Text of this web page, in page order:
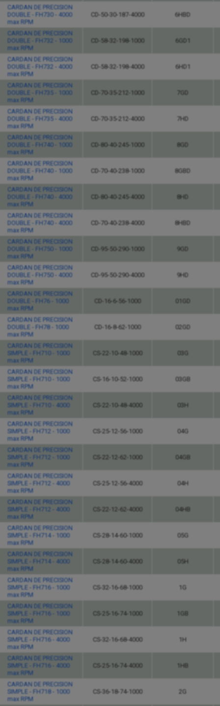
CARDAN DE PRECISION
DOUBLE - FH730 - 4000
max RPM
CD-50-30-187-4000 6HBD
CARDAN DE PRECISION
DOUBLE - FH732 - 1000
max RPM
CD-58-32-198-1000 6GD1
CARDAN DE PRECISION
DOUBLE - FH732 - 4000
max RPM
CD-58-32-198-4000 6HD1
CARDAN DE PRECISION
DOUBLE - FH735 - 1000
max RPM
CD-70-35-212-1000 7GD
CARDAN DE PRECISION
DOUBLE - FH735 - 4000
max RPM
CD-70-35-212-4000 7HD
CARDAN DE PRECISION
DOUBLE - FH740 - 1000
max RPM
CD-80-40-245-1000 8GD
CARDAN DE PRECISION
DOUBLE - FH740 - 1000
max RPM
CD-70-40-238-1000 8GBD
CARDAN DE PRECISION
DOUBLE - FH740 - 4000
max RPM
CD-80-40-245-4000 8HD
CARDAN DE PRECISION
DOUBLE - FH740 - 4000
max RPM
CD-70-40-238-4000 8HBD
CARDAN DE PRECISION
DOUBLE - FH750 - 1000
max RPM
CD-95-50-290-1000 9GD
CARDAN DE PRECISION
DOUBLE - FH750 - 4000
max RPM
CD-95-50-290-4000 9HD
CARDAN DE PRECISION
DOUBLE - FH76 - 1000
max RPM
CD-16-6-56-1000 01GD
CARDAN DE PRECISION
DOUBLE - FH78 - 1000
max RPM
CD-16-8-62-1000 02GD
CARDAN DE PRECISION
SIMPLE - FH710 - 1000
max RPM
CS-22-10-48-1000 03G
CARDAN DE PRECISION
SIMPLE - FH710 - 1000
max RPM
CS-16-10-52-1000 03GB
CARDAN DE PRECISION
SIMPLE - FH710 - 4000
max RPM
CS-22-10-48-4000 03H
CARDAN DE PRECISION
SIMPLE - FH712 - 1000
max RPM
CS-25-12-56-1000 04G
CARDAN DE PRECISION
SIMPLE - FH712 - 1000
max RPM
CS-22-12-62-1000 04GB
CARDAN DE PRECISION
SIMPLE - FH712 - 4000
max RPM
CS-25-12-56-4000 04H
CARDAN DE PRECISION
SIMPLE - FH712 - 4000
max RPM
CS-22-12-62-4000 04HB
CARDAN DE PRECISION
SIMPLE - FH714 - 1000
max RPM
CS-28-14-60-1000 05G
CARDAN DE PRECISION
SIMPLE - FH714 - 4000
max RPM
CS-28-14-60-4000 05H
CARDAN DE PRECISION
SIMPLE - FH716 - 1000
max RPM
CS-32-16-68-1000 1G
CARDAN DE PRECISION
SIMPLE - FH716 - 1000
max RPM
CS-25-16-74-1000 1GB
CARDAN DE PRECISION
SIMPLE - FH716 - 4000
max RPM
CS-32-16-68-4000 1H
CARDAN DE PRECISION
SIMPLE - FH716 - 4000
max RPM
CS-25-16-74-4000 1HB
CARDAN DE PRECISION
SIMPLE - FH718 - 1000
max RPM
CS-36-18-74-1000 2G